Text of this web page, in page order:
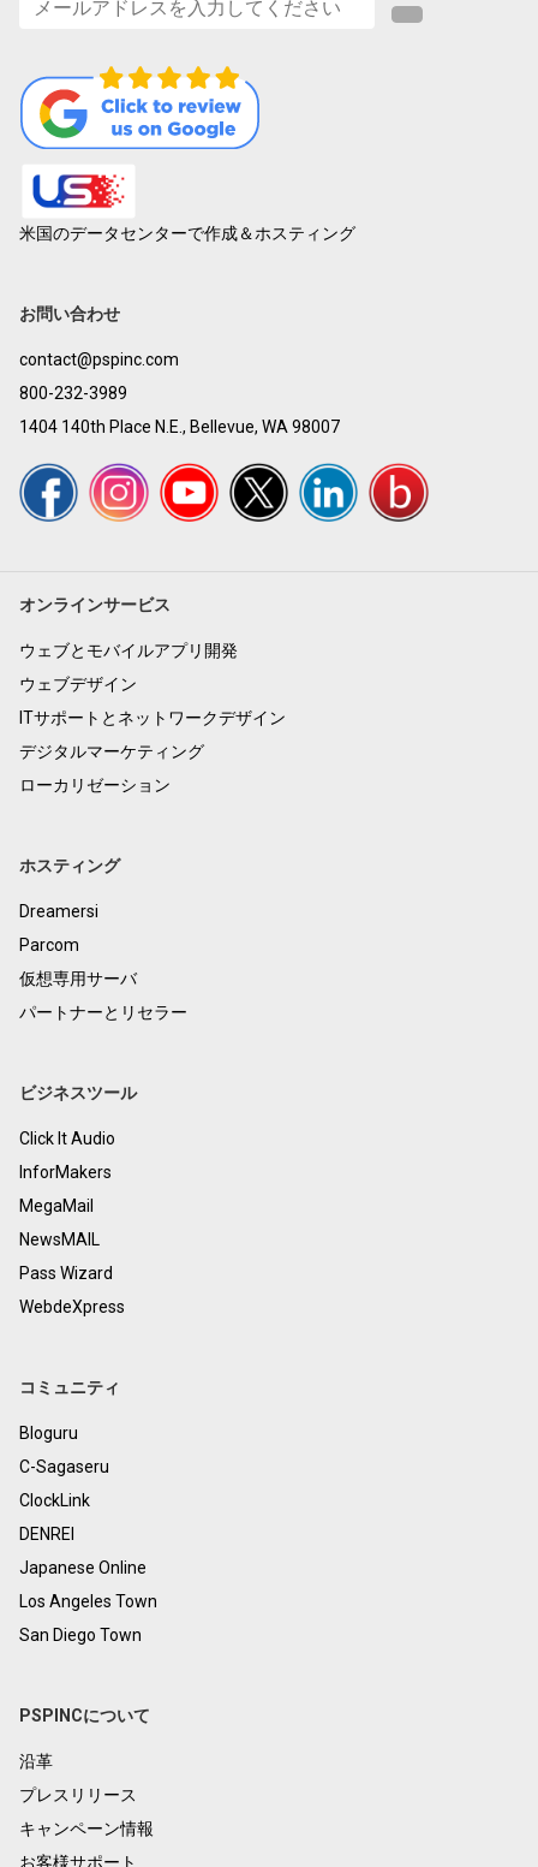
米国のデータセンターで作成＆ホスティング
お問い合わせ
contact@pspinc.com
800-232-3989
1404 140th Place N.E., Bellevue, WA 98007
オンラインサービス
ウェブとモバイルアプリ開発
ウェブデザイン
ITサポートとネットワークデザイン
デジタルマーケティング
ローカリゼーション
ホスティング
Dreamersi
Parcom
仮想専用サーバ
パートナーとリセラー
ビジネスツール
Click It Audio
InforMakers
MegaMail
NewsMAIL
Pass Wizard
WebdeXpress
コミュニティ
Bloguru
C-Sagaseru
ClockLink
DENREI
Japanese Online
Los Angeles Town
San Diego Town
PSPINCについて
沿革
プレスリリース
キャンペーン情報
お客様サポート